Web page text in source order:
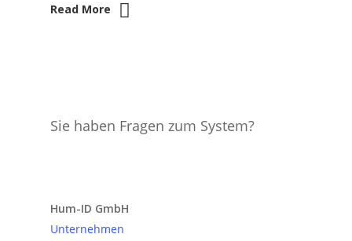
Read More
Sie haben Fragen zum System?
Hum-ID GmbH
Unternehmen